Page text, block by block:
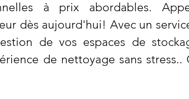
à prix abordables.
dès aujourd'hui! Avec un
de vos espaces de
de nettoyage sans stress..